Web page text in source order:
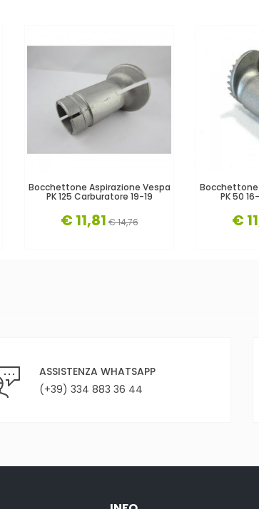
Bocchettone Aspirazione Vespa
PK 125 Carburatore 19-19
€ 11,81 € 14,76
Bocchettone
PK 50
€
ASSISTENZA WHATSAPP
(+39) 334 883 36 44